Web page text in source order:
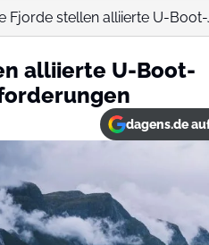
Fjorde stellen alliierte U-
alliierte U-Boot-
dagens.de